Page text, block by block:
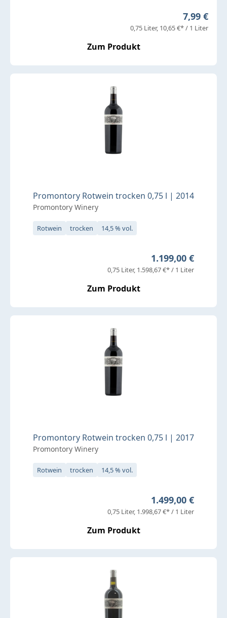
Regulärer
7,99 €
0,75 Liter 10,65 €* / 1 Liter
Zum Produkt
Promontory Rotwein trocken 0,75 l | 2014
Promontory Winery
Rotwein trocken 14,5 % vol.
Regulärer Preis:
1.199,00 €
0,75 Liter 1.598,67 €* / 1 Liter
Zum Produkt
Promontory Rotwein trocken 0,75 l | 2017
Promontory Winery
Rotwein trocken 14,5 % vol.
Regulärer Preis:
1.499,00 €
0,75 Liter 1.998,67 €* / 1 Liter
Zum Produkt